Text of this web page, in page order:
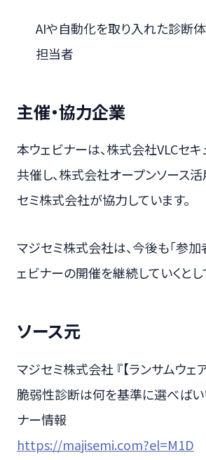
AIや自動化を取り入れた診断
担当者
主催・協力企業
本ウェビナーは、株式会社VLCセキ
共催し、株式会社オープンソース
セミ株式会社が協力しています。
マジセミ株式会社は、今後も「参加
ェビナーの開催を継続していくとし
ソース元
マジセミ株式会社 『【ランサムウェ
脆弱性診断は何を基準に選べばい
ナー情報
https://majisemi.com?el=M1D